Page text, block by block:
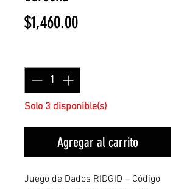
$1,460.00Precio
Solo 3 disponible(s)
Agregar al carrito
Juego de Dados RIDGID – Código